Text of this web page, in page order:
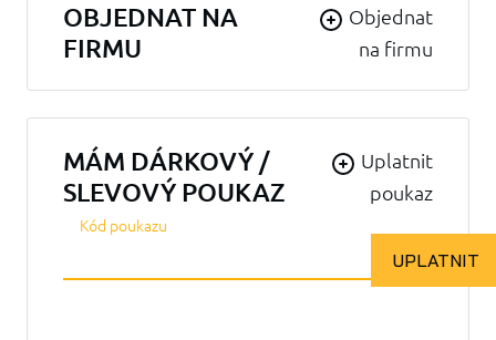
OBJEDNAT NA
FIRMU
Objednat
na firmu
MÁM DÁRKOVÝ /
SLEVOVÝ POUKAZ
Uplatnit
poukaz
Kód poukazu
UPLATNIT